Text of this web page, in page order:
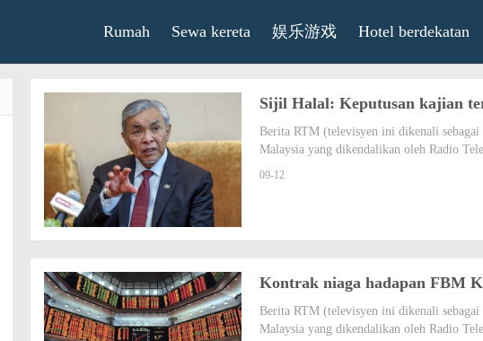
Rumah Sewa kereta 娱乐游戏 Hotel berdekatan
Sijil Halal: Keputusan kajian
Berita RTM (televisyen ini dikenali
Malaysia yang dikendalikan oleh Radio
09-12
Kontrak niaga hadapan FBM
Berita RTM (televisyen ini dikenali
Malaysia yang dikendalikan oleh Radio